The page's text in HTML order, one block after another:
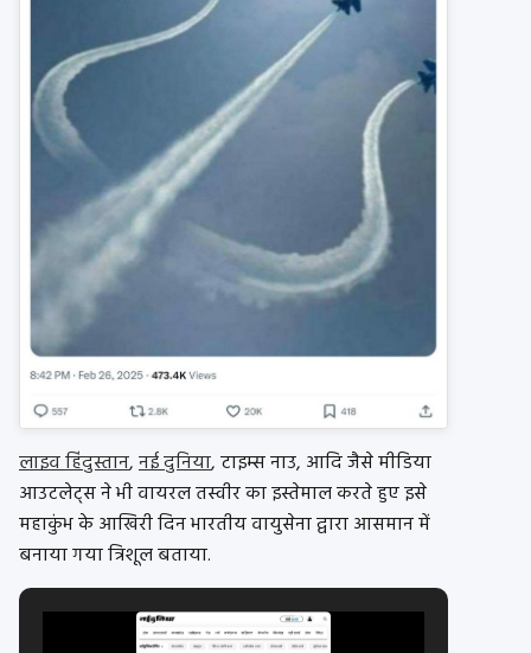
लाइव हिंदुस्तान,नई दुनिया, टाइम्स नाउ, आदि जैसे मीडिया
आउटलेट्स ने भी वायरल तस्वीर का इस्तेमाल करते हुए इसे
महाकुंभ के आखिरी दिन भारतीय वायुसेना द्वारा आसमान में
बनाया गया त्रिशूल बताया.